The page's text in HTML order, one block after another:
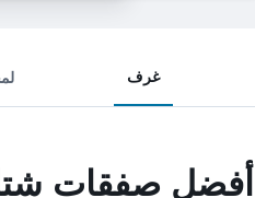
غرف
أفضل صفقات